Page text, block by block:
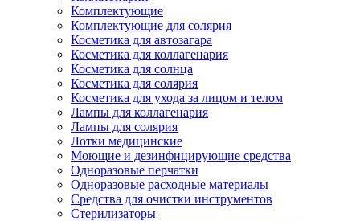
Комплектующие
Комплектующие для солярия
Косметика для автозагара
Косметика для коллагенария
Косметика для солнца
Косметика для солярия
Косметика для ухода за лицом и телом
Лампы для коллагенария
Лампы для солярия
Лотки медицинские
Моющие и дезинфицирующие средства
Одноразовые перчатки
Одноразовые расходные материалы
Средства для очистки инструментов
Стерилизаторы